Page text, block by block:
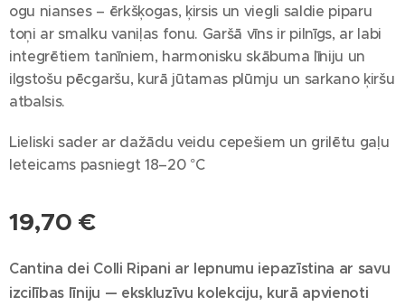
ogu nianses – ērkšķogas, ķirsis un viegli saldie piparu
toņi ar smalku vaniļas fonu. Garšā vīns ir pilnīgs, ar labi
integrētiem tanīniem, harmonisku skābuma līniju un
ilgstošu pēcgaršu, kurā jūtamas plūmju un sarkano ķiršu
atbalsis.
Lieliski sader ar dažādu veidu cepešiem un grilētu gaļu
Ieteicams pasniegt 18–20 °C
19,70 €
Cantina dei Colli Ripani ar lepnumu iepazīstina ar savu
izcilības līniju — ekskluzīvu kolekciju, kurā apvienoti